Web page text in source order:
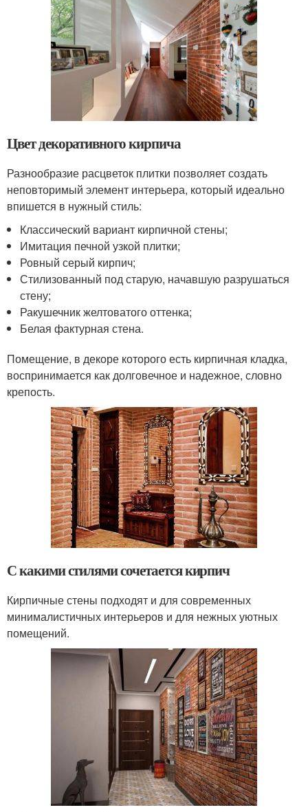
Цвет декоративного кирпича
Разнообразие расцветок плитки позволяет создать
неповторимый элемент интерьера, который идеально
впишется в нужный стиль:
Классический вариант кирпичной стены;
Имитация печной узкой плитки;
Ровный серый кирпич;
Стилизованный под старую, начавшую разрушаться
стену;
Ракушечник желтоватого оттенка;
Белая фактурная стена.
Помещение, в декоре которого есть кирпичная кладка,
воспринимается как долговечное и надежное, словно
крепость.
С какими стилями сочетается кирпич
Кирпичные стены подходят и для современных
минималистичных интерьеров и для нежных уютных
помещений.